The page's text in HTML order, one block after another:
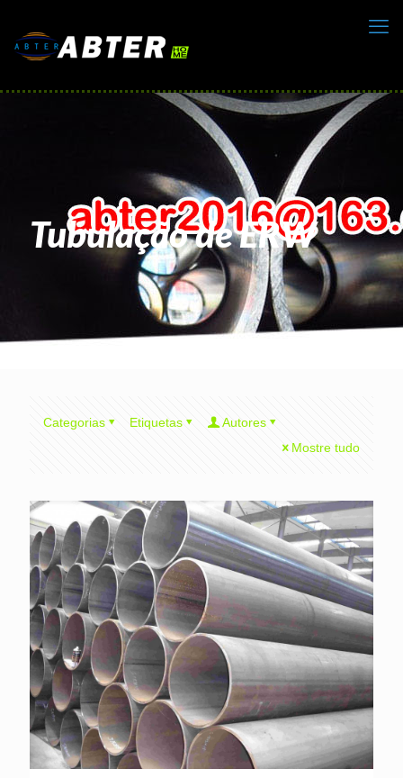
Tubulação de ERW
Categorias Etiquetas
Autores
Mostre tudo